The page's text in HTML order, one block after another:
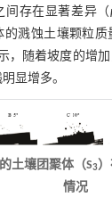
间存在显著差异（
的溅蚀土壤颗粒
，随着坡度的增
显增多。
土壤团聚体（S3
情况